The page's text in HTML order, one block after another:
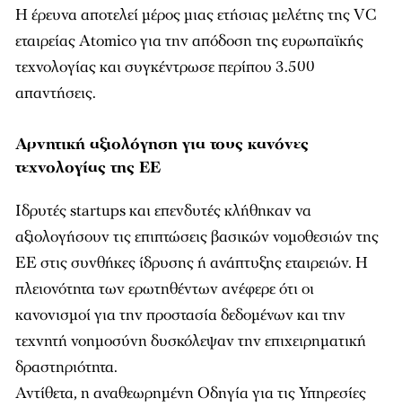
Η έρευνα αποτελεί μέρος μιας ετήσιας μελέτης της VC
εταιρείας Atomico για την απόδοση της ευρωπαϊκής
τεχνολογίας και συγκέντρωσε περίπου 3.500
απαντήσεις.
Αρνητική αξιολόγηση για τους κανόνες
τεχνολογίας της ΕΕ
Ιδρυτές startups και επενδυτές κλήθηκαν να
αξιολογήσουν τις επιπτώσεις βασικών νομοθεσιών της
ΕΕ στις συνθήκες ίδρυσης ή ανάπτυξης εταιρειών. Η
πλειονότητα των ερωτηθέντων ανέφερε ότι οι
κανονισμοί για την προστασία δεδομένων και την
τεχνητή νοημοσύνη δυσκόλεψαν την επιχειρηματική
δραστηριότητα.
Αντίθετα, η αναθεωρημένη Οδηγία για τις Υπηρεσίες